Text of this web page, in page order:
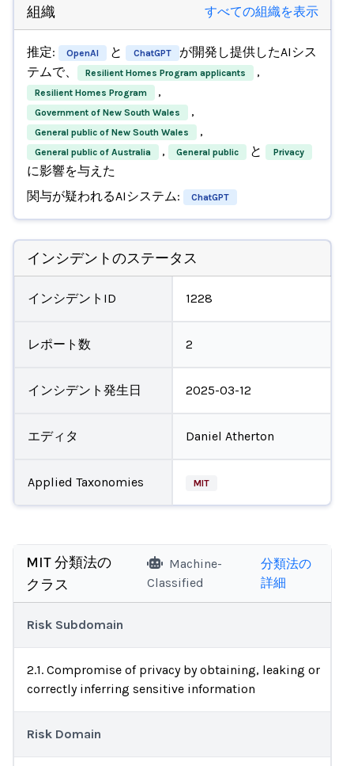
組織 すべての組織を表示
推定: OpenAI と ChatGPT
が開発し提供したAIシス
テムで、
Resilient Homes Program applicants ,
Resilient Homes Program ,
Government of New South Wales ,
General public of New South Wales ,
General public of Australia , General public と Privacy
に影響を与えた
関与が疑われるAIシステム:
ChatGPT
インシデントのステータス
インシデントID 1228
レポート数 2
インシデント発生日 2025-03-12
エディタ Daniel Atherton
Applied Taxonomies MIT
MIT 分類法の
クラス
Machine-
Classified
分類法の
詳細
Risk Subdomain
2.1. Compromise of privacy by obtaining, leaking or
correctly inferring sensitive information
Risk Domain